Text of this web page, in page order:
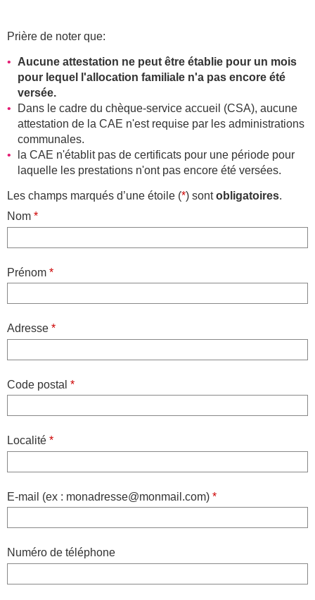
Prière de noter que:
Aucune attestation ne peut être établie pour un mois
pour lequel l'allocation familiale n'a pas encore été
versée.
Dans le cadre du chèque-service accueil (CSA), aucune
attestation de la CAE n'est requise par les administrations
communales.
la CAE n'établit pas de certificats pour une période pour
laquelle les prestations n'ont pas encore été versées.
Les champs marqués d’une étoile (*) sontobligatoires.
Nom*
Prénom*
Adresse*
Code postal *
Localité*
E-mail (ex : monadresse@monmail.com)*
Numéro de téléphone